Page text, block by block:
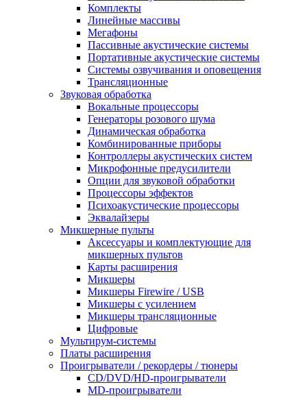
Комплекты
Линейные массивы
Мегафоны
Пассивные акустические системы
Портативные акустические системы
Системы озвучивания и оповещения
Трансляционные
Звуковая обработка
Вокальные процессоры
Генераторы розового шума
Динамическая обработка
Комбинированные приборы
Контроллеры акустических систем
Микрофонные предусилители
Опции для звуковой обработки
Процессоры эффектов
Психоакустические процессоры
Эквалайзеры
Микшерные пульты
Аксессуары и комплектующие для
микшерных пультов
Карты расширения
Микшеры
Микшеры Firewire / USB
Микшеры с усилением
Микшеры трансляционные
Цифровые
Мультирум-системы
Платы расширения
Проигрыватели / рекордеры / тюнеры
CD/DVD/HD-проигрыватели
MD-проигрыватели